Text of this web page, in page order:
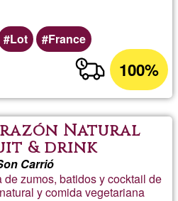
Lot France
100%
Natural
& drink
Carrió
de zumos, batidos y cocktail de
y comida vegetariana